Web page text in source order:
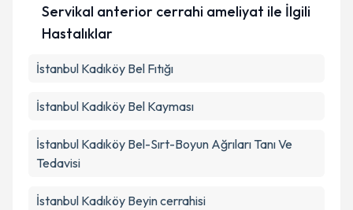
Servikal anterior cerrahi ameliyat ile İlgili
Hastalıklar
İstanbul Kadıköy Bel Fıtığı
İstanbul Kadıköy Bel Kayması
İstanbul Kadıköy Bel-Sırt-Boyun Ağrıları Tanı Ve
Tedavisi
İstanbul Kadıköy Beyin cerrahisi